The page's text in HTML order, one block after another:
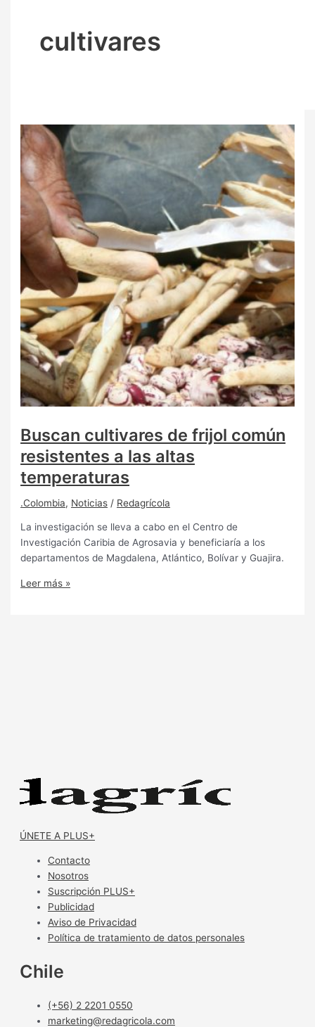
cultivares
Buscan cultivares de frijol común
resistentes a las altas
temperaturas
.Colombia, Noticias / Redagrícola
La investigación se lleva a cabo en el Centro de
Investigación Caribia de Agrosavia y beneficiaría a los
departamentos de Magdalena, Atlántico, Bolívar y Guajira.
Leer más »
ÚNETE A PLUS+
Contacto
Nosotros
Suscripción PLUS+
Publicidad
Aviso de Privacidad
Política de tratamiento de datos personales
Chile
(+56) 2 2201 0550
marketing@redagricola.com